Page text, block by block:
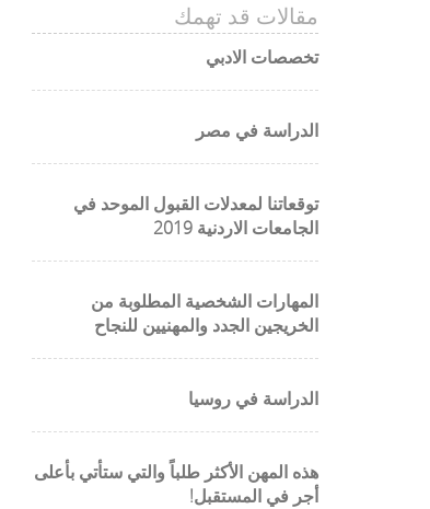
مقالات قد تهمك
تخصصات الادبي
الدراسة في مصر
توقعاتنا لمعدلات القبول الموحد في
الجامعات الاردنية 2019
المهارات الشخصية المطلوبة من
الخريجين الجدد والمهنيين للنجاح
الدراسة في روسيا
هذه المهن الأكثر طلباً والتي ستأتي بأعلى
أجر في المستقبل!